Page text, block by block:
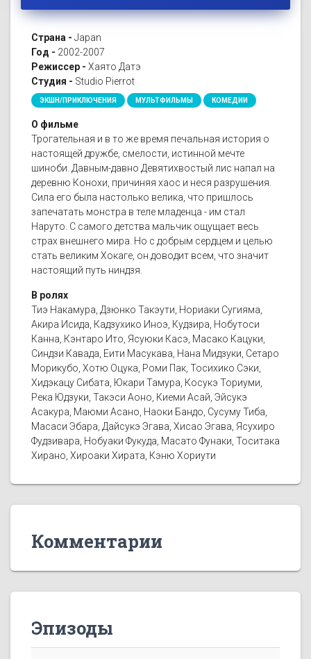
Страна - Japan
Год - 2002-2007
Режиссер - Хаято Датэ
Студия - Studio Pierrot
ЭКШН/ПРИКЛЮЧЕНИЯ МУЛЬТФИЛЬМЫ КОМЕДИИ
О фильме
Трогательная и в то же время печальная история о
настоящей дружбе, смелости, истинной мечте
шиноби. Давным-давно Девятихвостый лис напал на
деревню Конохи, причиняя хаос и неся разрушения.
Сила его была настолько велика, что пришлось
запечатать монстра в теле младенца - им стал
Наруто. С самого детства мальчик ощущает весь
страх внешнего мира. Но с добрым сердцем и целью
стать великим Хокаге, он доводит всем, что значит
настоящий путь ниндзя.
В ролях
Тиэ Накамура, Дзюнко Такэути, Нориаки Сугияма,
Акира Исида, Кадзухико Иноэ, Кудзира, Нобутоси
Канна, Кэнтаро Ито, Ясуюки Касэ, Масако Кацуки,
Синдзи Кавада, Еити Масукава, Нана Мидзуки, Сетаро
Морикубо, Хотю Оцука, Роми Пак, Тосихико Сэки,
Хидэкацу Сибата, Юкари Тамура, Косукэ Ториуми,
Река Юдзуки, Такэси Аоно, Киеми Асай, Эйсукэ
Асакура, Маюми Асано, Наоки Бандо, Сусуму Тиба,
Масаси Эбара, Дайсукэ Эгава, Хисао Эгава, Ясухиро
Фудзивара, Нобуаки Фукуда, Масато Фунаки, Тоситака
Хирано, Хироаки Хирата, Кэню Хориути
Комментарии
Эпизоды